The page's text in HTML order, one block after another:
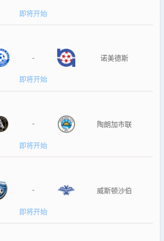
即将开始
- 诺美德斯
即将开始
- 陶朗加市联
即将开始
- 威斯顿沙伯
即将开始